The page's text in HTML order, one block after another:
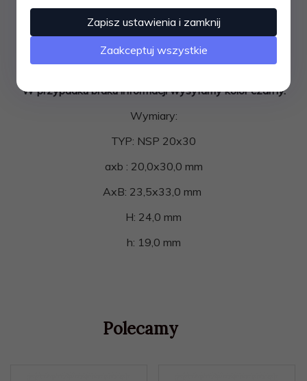
Nasadki dostępne w kolorach: czarny, szary, zielony,
brązowy, grafit.
Przy zakupie na allegro prosimy o wpisanie informacji o
wybranym kolorze w wiadomości dla sprzedającego.
W przypadku braku informacji wysyłamy kolor czarny.
Wymiary:
TYP: NSP 20x30
axb : 20,0x30,0 mm
AxB: 23,5x33,0 mm
H: 24,0 mm
h: 19,0 mm
Polecamy
Zapisz ustawienia i zamknij
Zaakceptuj wszystkie